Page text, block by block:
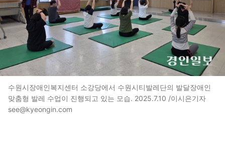
수원시장애인복지센터 소강당에서 수원시티발레단의 발달장애인
맞춤형 발레 수업이 진행되고 있는 모습. 2025.7.10 /이시은기자
see@kyeongin.com